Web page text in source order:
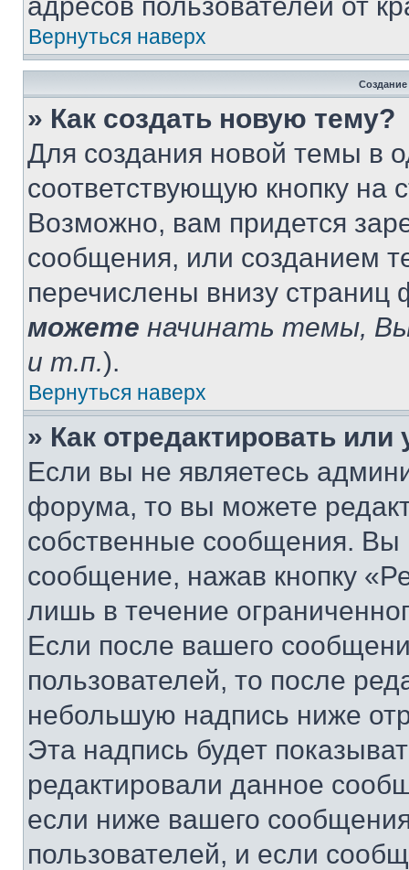
Вернуться наверх
» Как создать новую тему?
Для создания новой темы в
соответствующую кнопку
Возможно, вам придется
сообщения, или созданием
перечислены внизу
можете начинать темы,
и т.п.).
Вернуться наверх
» Как отредактировать
Если вы не являетесь
форума, то вы можете
собственные сообщения. Вы
сообщение, нажав кнопку
лишь в течение
Если после вашего
пользователей, то после
небольшую надпись ниже
Эта надпись будет
редактировали данное
если ниже вашего
пользователей, и если